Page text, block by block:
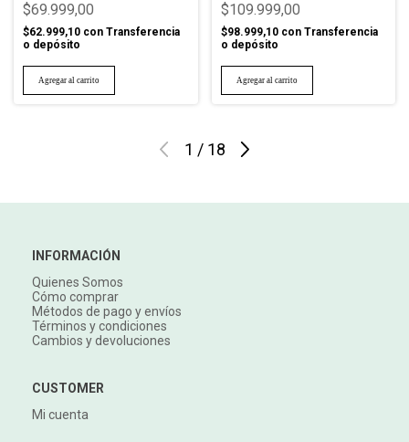
$69.999,00
$62.999,10 con Transferencia
o depósito
$109.999,00
$98.999,10 con Transferencia
o depósito
1 / 18
INFORMACIÓN
Quienes Somos
Cómo comprar
Métodos de pago y envíos
Términos y condiciones
Cambios y devoluciones
CUSTOMER
Mi cuenta